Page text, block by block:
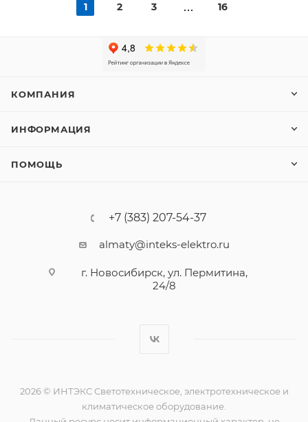
1 2 3 16
КОМПАНИЯ
ИНФОРМАЦИЯ
ПОМОЩЬ
+7 (383) 207-54-37
almaty@inteks-elektro.ru
г. Новосибирск, ул. Пермитина,
24/8
2026 © ИНТЭКС Светотехническое, электротехническое и
климатическое оборудование.